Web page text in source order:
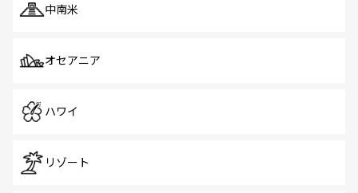
中南米
オセアニア
ハワイ
リゾート